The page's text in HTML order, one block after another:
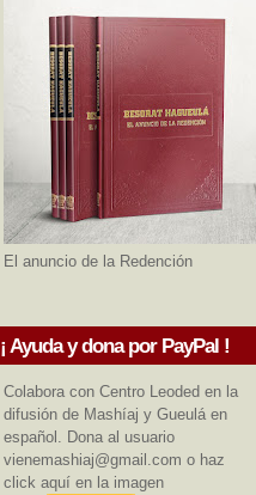
El anuncio de la Redención
¡ Ayuda y dona por PayPal !
Colabora con Centro Leoded en la
difusión de Mashíaj y Gueulá en
español. Dona al usuario
vienemashiaj@gmail.com o haz
click aquí en la imagen